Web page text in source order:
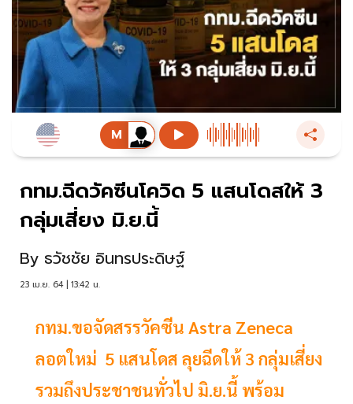
กทม.ฉีดวัคซีนโควิด 5 แสนโดสให้ 3
กลุ่มเสี่ยง มิ.ย.นี้
By ธวัชชัย อินทรประดิษฐ์
23 เม.ย. 64 | 13:42 น.
กทม.ขอจัดสรรวัคซีน Astra Zeneca
ลอตใหม่ 5 แสนโดส ลุยฉีดให้ 3 กลุ่มเสี่ยง
รวมถึงประชาชนทั่วไป มิ.ย.นี้ พร้อม